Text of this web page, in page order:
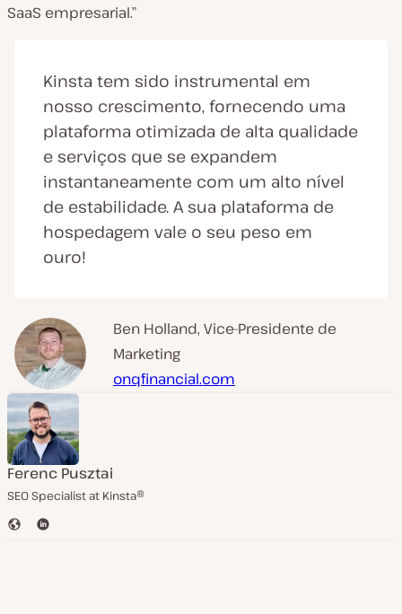
SaaS empresarial.”
Kinsta tem sido instrumental em
nosso crescimento, fornecendo uma
plataforma otimizada de alta qualidade
e serviços que se expandem
instantaneamente com um alto nível
de estabilidade. A sua plataforma de
hospedagem vale o seu peso em
ouro!
Ben Holland, Vice-Presidente de
Marketing
onqfinancial.com
Ferenc Pusztai
SEO Specialist at Kinsta®
S
L